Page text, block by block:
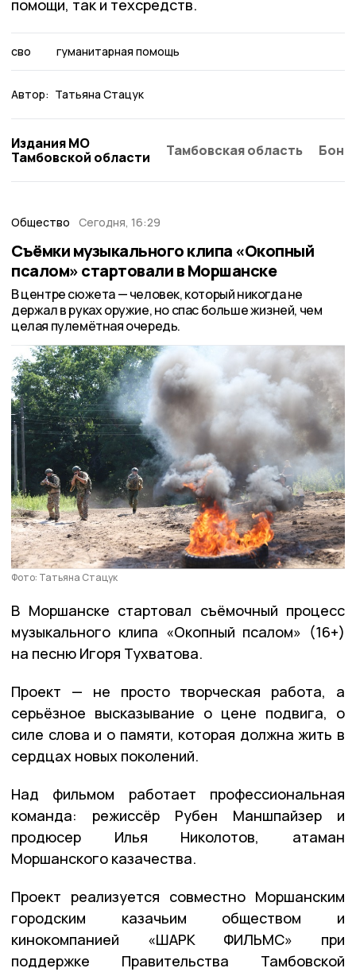
помощи, так и техсредств.
сво гуманитарная помощь
Автор: Татьяна Стацук
Издания МО
Тамбовской области
Тамбовская область
Общество Сегодня, 16:29
Съёмки музыкального клипа «Окопный
псалом» стартовали в Моршанске
В центре сюжета — человек, который никогда не
держал в руках оружие, но спас больше жизней, чем
целая пулемётная очередь.
Фото: Татьяна Стацук
В Моршанске стартовал съёмочный процесс
музыкального клипа «Окопный псалом» (16+)
на песню Игоря Тухватова.
Проект — не просто творческая работа, а
серьёзное высказывание о цене подвига, о
силе слова и о памяти, которая должна жить в
сердцах новых поколений.
Над фильмом работает профессиональная
команда: режиссёр Рубен Маншпайзер и
продюсер Илья Николотов, атаман
Моршанского казачества.
Проект реализуется совместно Моршанским
городским казачьим обществом и
кинокомпанией «ШАРК ФИЛЬМС» при
поддержке Правительства Тамбовской